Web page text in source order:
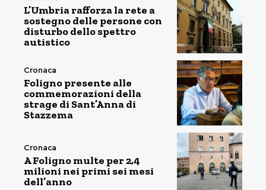
L’Umbria rafforza la rete a
sostegno delle persone con
disturbo dello spettro
autistico
Cronaca
Foligno presente alle
commemorazioni della
strage di Sant’Anna di
Stazzema
Cronaca
A Foligno multe per 2,4
milioni nei primi sei mesi
dell’anno